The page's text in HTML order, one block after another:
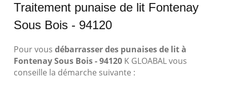
Traitement punaise de lit Fontenay
Sous Bois - 94120
Pour vous débarrasser des punaises de lit à
Fontenay Sous Bois - 94120K GLOABAL vous
conseille la démarche suivante :